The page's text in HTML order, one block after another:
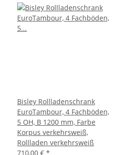
Bisley Rollladenschrank
EuroTambour, 4 Fachböden,
5 OH, B 1200 mm, Farbe
Korpus verkehrsweiß,
Rollladen verkehrsweiß
710,00 € *